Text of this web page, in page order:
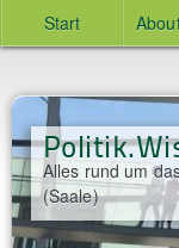
Start
Alles rund um
(Saale)